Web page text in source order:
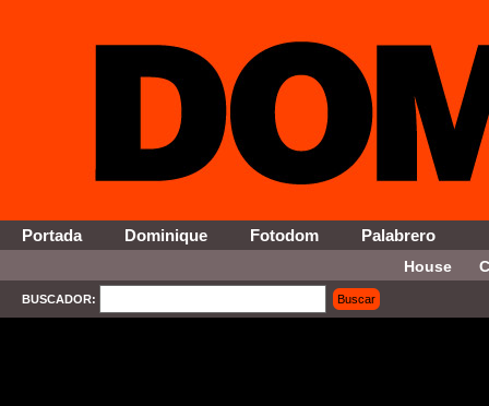
Portada Dominique Fotodom Palabrero
House
BUSCADOR:
Buscar